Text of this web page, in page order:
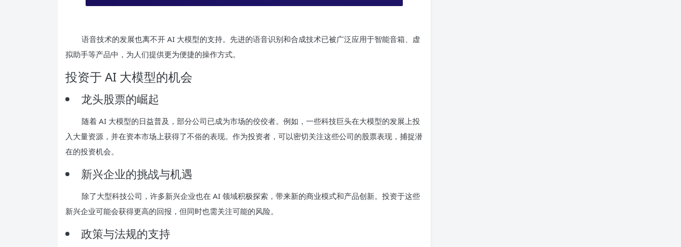
语音技术的发展也离不开 AI 大模型的支持。先进的语音识别和合成技术已被广泛应用于智能音箱、虚
拟助手等产品中，为人们提供更为便捷的操作方式。
投资于 AI 大模型的机会
龙头股票的崛起
随着 AI 大模型的日益普及，部分公司已成为市场的佼佼者。例如，一些科技巨头在大模型的发展上投
入大量资源，并在资本市场上获得了不俗的表现。作为投资者，可以密切关注这些公司的股票表现，捕捉潜
在的投资机会。
新兴企业的挑战与机遇
除了大型科技公司，许多新兴企业也在 AI 领域积极探索，带来新的商业模式和产品创新。投资于这些
新兴企业可能会获得更高的回报，但同时也需关注可能的风险。
政策与法规的支持